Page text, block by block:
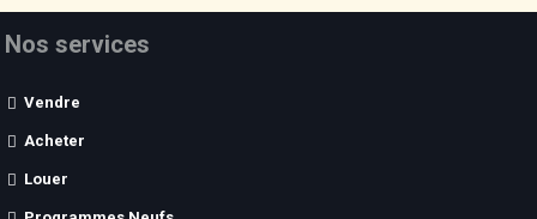
Nos services
Vendre
Acheter
Louer